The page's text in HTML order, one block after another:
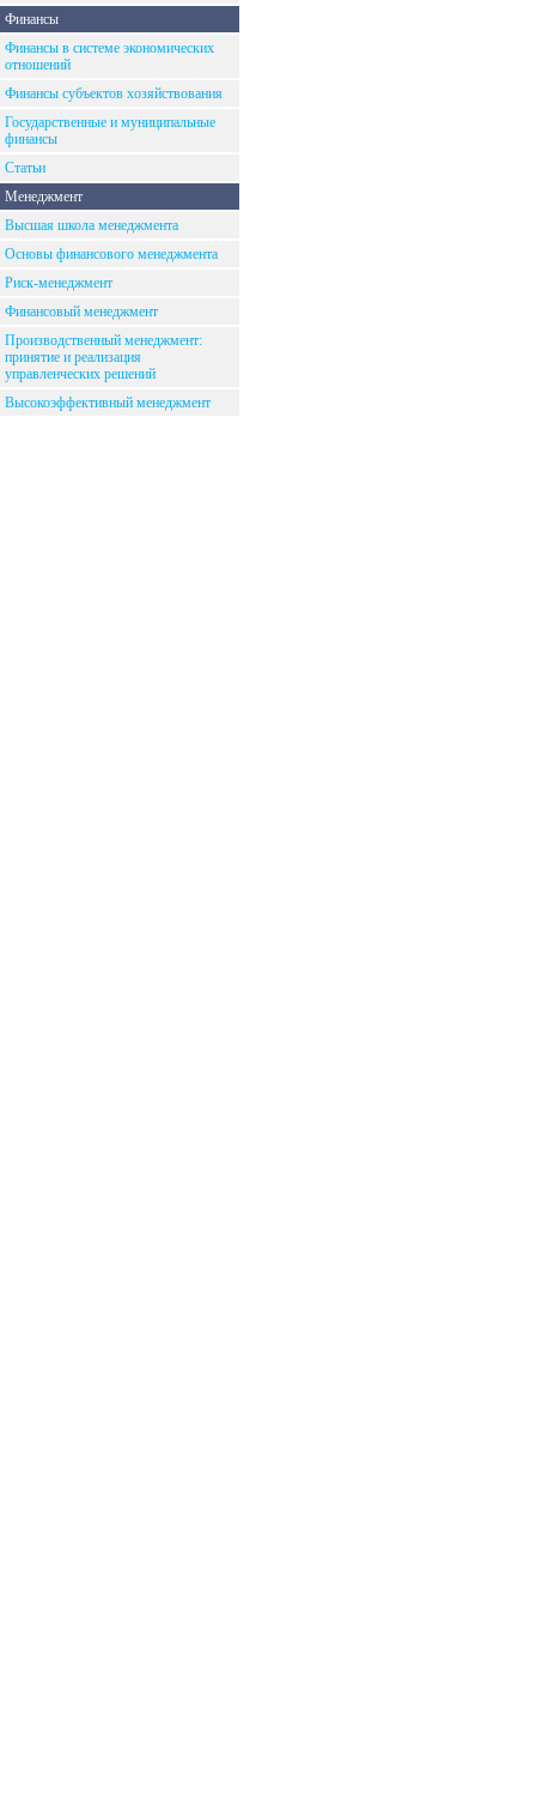
Финансы
Финансы в системе экономических
отношений
Финансы субъектов хозяйствования
Государственные и муниципальные
финансы
Статьи
Менеджмент
Высшая школа менеджмента
Основы финансового менеджмента
Риск-менеджмент
Финансовый менеджмент
Производственный менеджмент:
принятие и реализация
управленческих решений
Высокоэффективный менеджмент